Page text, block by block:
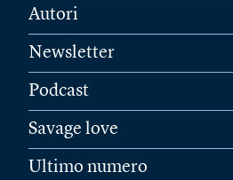
Autori
Newsletter
Podcast
Savage love
Ultimo numero